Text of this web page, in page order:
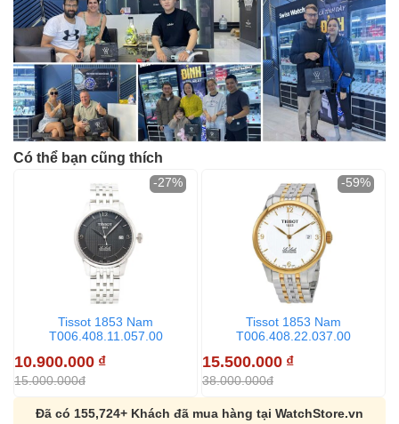
Có thể bạn cũng thích
Tissot 1853 Nam
T006.408.11.057.00
10.900.000 ₫
15.000.000đ
-27%
Tissot 1853 Nam
T006.408.22.037.00
15.500.000 ₫
38.000.000đ
-59%
Đã có 155,724+ Khách đã mua hàng tại WatchStore.vn